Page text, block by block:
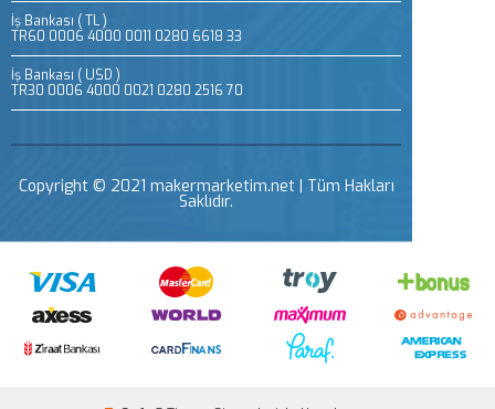
İş Bankası ( TL )
TR60 0006 4000 0011 0280 6618 33
İş Bankası ( USD )
TR30 0006 4000 0021 0280 2516 70
Copyright © 2021 makermarketim.net | Tüm Hakları
Saklıdır.